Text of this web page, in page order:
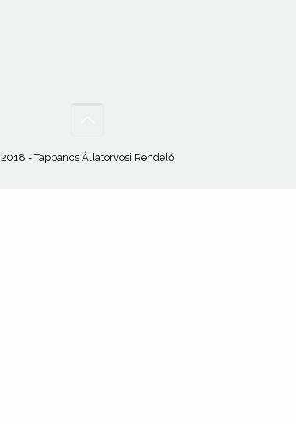
2018 - Tappancs Állatorvosi Rendelő